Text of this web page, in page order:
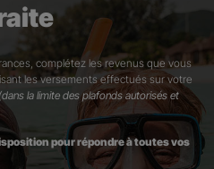
complétez les revenus que vous
les versements effectués sur votre
(dans la limite des plafonds autorisés et
pour répondre à toutes vos